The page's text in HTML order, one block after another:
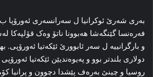
بەری شەرێ ئوکرانیا ل سەرانسەری ئەورۆپا ب
فەرەنسا گێنگەشا هەبوونا ناتۆ وەک قۆلپەکا
و بارگرانییە ل سەر ئابوورێ ئێکەتیا ئەورۆپی.
دولاری بلندتر بوو و پەیوەندیێن ئێکەتیا
روسیا و چینێ بەرەف پێشدا دچوون و پرانیا